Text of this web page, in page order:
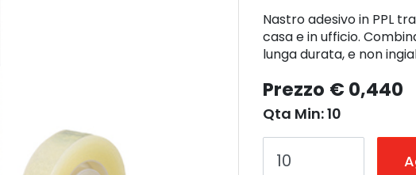
Nastro adesivo in PPL
casa e in ufficio.
lunga durata, e non
Prezzo € 0,440
Qta Min: 10